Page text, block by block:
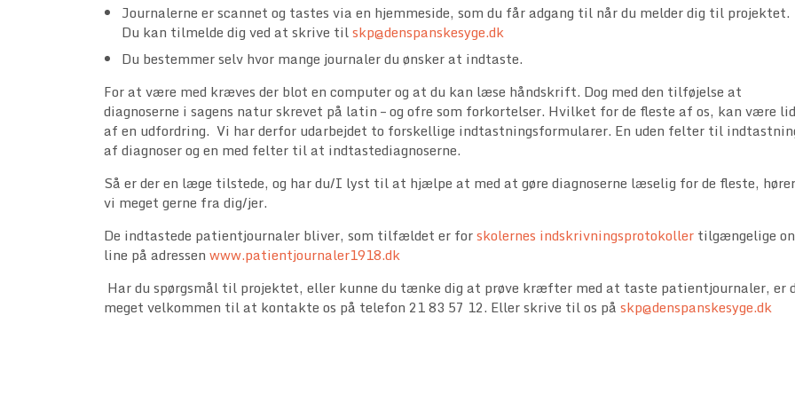
Journalerne er scannet og tastes via en hjemmeside, som du får adgang til når du melder dig til projektet.
Du kan tilmelde dig ved at skrive tilskp@denspanskesyge.dk
Du bestemmer selv hvor mange journaler du ønsker at indtaste.
For at være med kræves der blot en computer og at du kan læse håndskrift. Dog med den tilføjelse at
diagnoserne i sagens natur skrevet på latin – og ofre som forkortelser. Hvilket for de fleste af os, kan være
af en udfordring. Vi har derfor udarbejdet to forskellige indtastningsformularer. En uden felter til
af diagnoser og en med felter til at indtastediagnoserne.
Så er der en læge tilstede, og har du/I lyst til at hjælpe at med at gøre diagnoserne læselig for de fleste, hører
vi meget gerne fra dig/jer.
De indtastede patientjournaler bliver, som tilfældet er forskolernes indskrivningsprotokoller tilgængelige
line på adressen www.patientjournaler1918.dk
Har du spørgsmål til projektet, eller kunne du tænke dig at prøve kræfter med at taste patientjournaler, er
meget velkommen til at kontakte os på telefon 21 83 57 12. Eller skrive til os på skp@denspanskesyge.dk